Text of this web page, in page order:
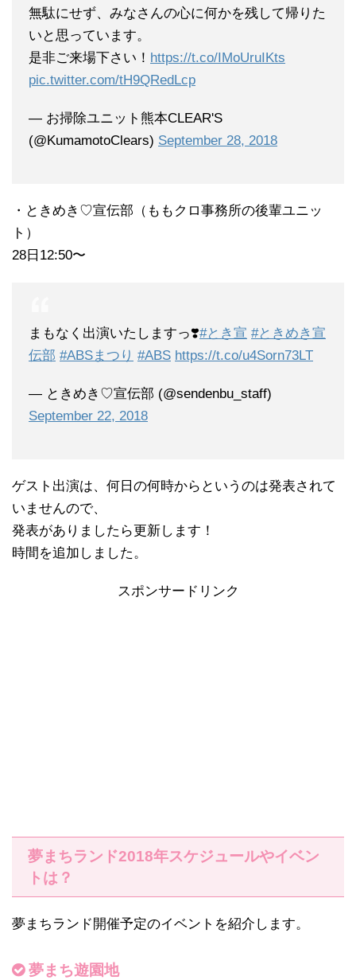
無駄にせず、みなさんの心に何かを残して帰りた
いと思っています。
是非ご来場下さい！ https://t.co/IMoUruIKts
pic.twitter.com/tH9QRedLcp
— お掃除ユニット熊本CLEAR'S
(@KumamotoClears) September 28, 2018
・ときめき♡宣伝部（ももクロ事務所の後輩ユニッ
ト）
28日12:50〜
まもなく出演いたしますっ❣️#とき宣 #ときめき宣
伝部 #ABSまつり #ABS https://t.co/u4Sorn73LT
— ときめき♡宣伝部 (@sendenbu_staff)
September 22, 2018
ゲスト出演は、何日の何時からというのは発表されて
いませんので、
発表がありましたら更新します！
時間を追加しました。
スポンサードリンク
夢まちランド2018年スケジュールやイベン
トは？
夢まちランド開催予定のイベントを紹介します。
夢まち遊園地